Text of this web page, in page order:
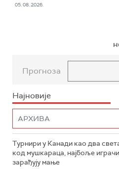
05. 08. 2026.
Прогноза
Најновије
Турнири у Канади као два
код мушкараца, најбоље
зарађују мање